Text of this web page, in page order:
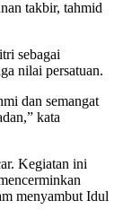
takbir, tahmid
sebagai
nilai persatuan.
dan semangat
kata
Kegiatan ini
menyambut Idul